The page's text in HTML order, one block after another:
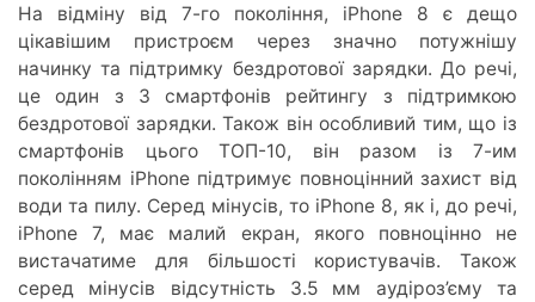
На відміну від 7-го покоління, iPhone 8 є дещо
цікавішим пристроєм через значно потужнішу
начинку та підтримку бездротової зарядки. До речі,
це один з 3 смартфонів рейтингу з підтримкою
бездротової зарядки. Також він особливий тим, що із
смартфонів цього ТОП-10, він разом із 7-им
поколінням iPhone підтримує повноцінний захист від
води та пилу. Серед мінусів, то iPhone 8, як і, до речі,
iPhone 7, має малий екран, якого повноцінно не
вистачатиме для більшості користувачів. Також
серед мінусів відсутність 3.5 мм аудіроз’єму та